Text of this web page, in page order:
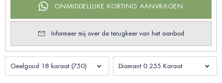
ONMIDDELLIJKE KORTING AANVRAGEN
Informeer mij over de terugkeer van het aanbod
Geelgoud 18 karaat (750) Diamant 0.255 Karaat